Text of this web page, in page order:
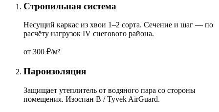
Стропильная система
Несущий каркас из хвои 1–2 сорта. Сечение и шаг — по
расчёту нагрузок IV снегового района.
от 300 ₽/м²
Пароизоляция
Защищает утеплитель от водяного пара со стороны
помещения. Изоспан B / Tyvek AirGuard.